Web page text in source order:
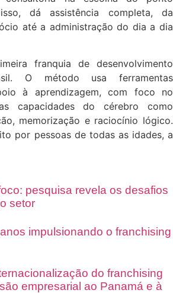
dá assistência completa, da
até a administração do dia a dia
franquia de desenvolvimento
O método usa ferramentas
à aprendizagem, com foco no
capacidades do cérebro como
memorização e raciocínio lógico.
por pessoas de todas as idades, a
pesquisa revela os desafios
setor
impulsionando o franchising
do franchising
empresarial ao Panamá e à